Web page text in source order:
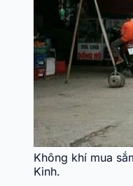
Không khí mua
Kinh.